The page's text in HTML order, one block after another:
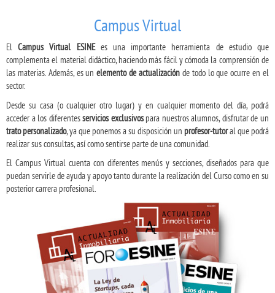
Campus Virtual
ElCampus Virtual ESINEes una importante herramienta de estudio que
complementa el material didáctico, haciendo más fácil y cómoda la comprensión de
las materias. Además, es unelemento de actualización de todo lo que ocurre en el
sector.
Desde su casa (o cualquier otro lugar) y en cualquier momento del día, podrá
acceder a los diferentesservicios exclusivospara nuestros alumnos, disfrutar de un
trato personalizado, ya que ponemos a su disposición un profesor-tutoral que podrá
realizar sus consultas, así como sentirse parte de una comunidad.
El Campus Virtual cuenta con diferentes menús y secciones, diseñados para que
puedan servirle de ayuda y apoyo tanto durante la realización del Curso como en su
posterior carrera profesional.